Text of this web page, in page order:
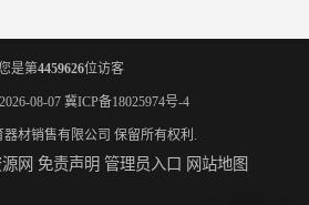
是第4459626位访客
08-07 冀ICP备18025974号-4
材销售有限公司 保留所有权利.
网 免责声明 管理员入口 网站地图